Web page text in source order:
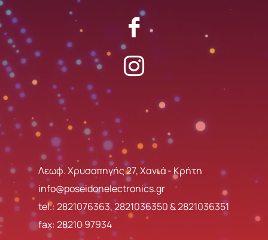
Λεωφ. Χρυσοπηγής 27, Χανιά - Κρήτη
info@poseidonelectronics.gr
tel.:2821076363,2821036350&2821036351
fax: 28210 97934